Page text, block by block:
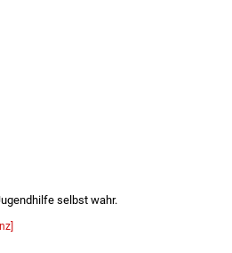
selbst wahr.